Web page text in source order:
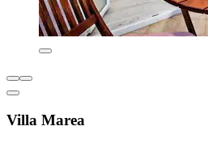
Villa Marea